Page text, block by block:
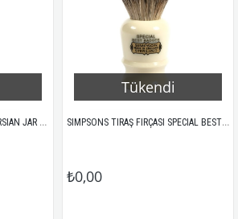
SIMPSONS TIRAŞ FIRÇASI PERSIAN JAR 1 BEST
Tükendi
SIMPSONS TIRAŞ FIRÇASI SPECIAL BEST 90MM
₺0,00